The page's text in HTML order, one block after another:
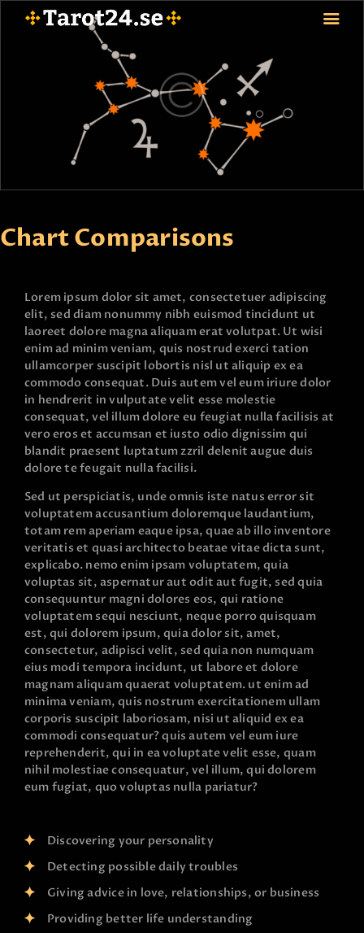
HEM
ASTROLOGI
STJÄRNTECKEN
BLOGG
JOBBA SOM SPÅDAM
FAQ
KONTAKTA OSS
Chart Comparisons
Lorem ipsum dolor sit amet, consectetuer adipiscing
elit, sed diam nonummy nibh euismod tincidunt ut
laoreet dolore magna aliquam erat volutpat. Ut wisi
enim ad minim veniam, quis nostrud exerci tation
ullamcorper suscipit lobortis nisl ut aliquip ex ea
commodo consequat. Duis autem vel eum iriure dolor
in hendrerit in vulputate velit esse molestie
consequat, vel illum dolore eu feugiat nulla facilisis at
vero eros et accumsan et iusto odio dignissim qui
blandit praesent luptatum zzril delenit augue duis
dolore te feugait nulla facilisi.
Sed ut perspiciatis, unde omnis iste natus error sit
voluptatem accusantium doloremque laudantium,
totam rem aperiam eaque ipsa, quae ab illo inventore
veritatis et quasi architecto beatae vitae dicta sunt,
explicabo. nemo enim ipsam voluptatem, quia
voluptas sit, aspernatur aut odit aut fugit, sed quia
consequuntur magni dolores eos, qui ratione
voluptatem sequi nesciunt, neque porro quisquam
est, qui dolorem ipsum, quia dolor sit, amet,
consectetur, adipisci velit, sed quia non numquam
eius modi tempora incidunt, ut labore et dolore
magnam aliquam quaerat voluptatem. ut enim ad
minima veniam, quis nostrum exercitationem ullam
corporis suscipit laboriosam, nisi ut aliquid ex ea
commodi consequatur? quis autem vel eum iure
reprehenderit, qui in ea voluptate velit esse, quam
nihil molestiae consequatur, vel illum, qui dolorem
eum fugiat, quo voluptas nulla pariatur?
Discovering your personality
Detecting possible daily troubles
Giving advice in love, relationships, or business
Providing better life understanding